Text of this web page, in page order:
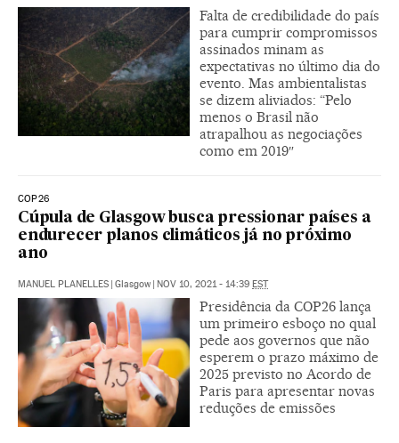
Falta de credibilidade do país
para cumprir compromissos
assinados minam as
expectativas no último dia do
evento. Mas ambientalistas
se dizem aliviados: “Pelo
menos o Brasil não
atrapalhou as negociações
como em 2019″
COP26
Cúpula de Glasgow busca pressionar países a
endurecer planos climáticos já no próximo
ano
MANUEL PLANELLES | Glasgow | NOV 10, 2021 - 14:39 EST
Presidência da COP26 lança
um primeiro esboço no qual
pede aos governos que não
esperem o prazo máximo de
2025 previsto no Acordo de
Paris para apresentar novas
reduções de emissões